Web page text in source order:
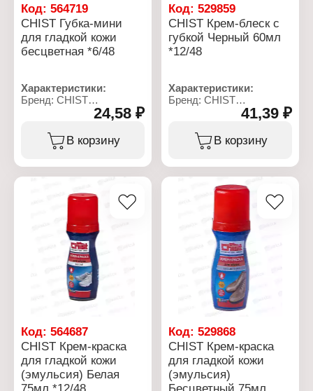
Код: 564719
CHIST Губка-мини
для гладкой кожи
бесцветная *6/48
Характеристики:
Бренд: CHIST
Тип товара: Губка
Вариация: для гладкой
Назначение: для обуви
силиконовое масло,
усилитель блеска,
парфюмерное масло
24,58 ₽
В корзину
Код:529859
CHIST Крем-блеск с
губкой Черный 60мл
*12/48
Характеристики:
Бренд: CHIST
Тип товара: Крем
Назначение: для обуви
Особенность: с воском
Цвет: черный
41,39 ₽
В корзину
Код: 564687
CHIST Крем-краска
для гладкой кожи
(эмульсия) Белая
75мл *12/48
Код:529868
CHIST Крем-краска
для гладкой кожи
(эмульсия)
Бесцветный 75мл